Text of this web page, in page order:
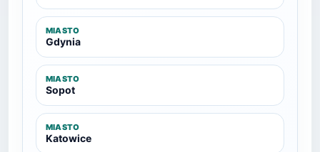
MIASTO
Gdynia
MIASTO
Sopot
MIASTO
Katowice